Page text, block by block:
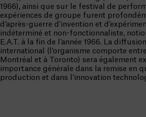
1966), ainsi que sur le festival de
expériences de groupe furent
d’après-guerre d’invention et
indéterminé et non-fonctionnaliste,
E.A.T. à la fin de l’année 1966. La
international (l’organisme comporte
Montréal et à Toronto) sera également
importance générale dans la remise en
production et dans l’innovation